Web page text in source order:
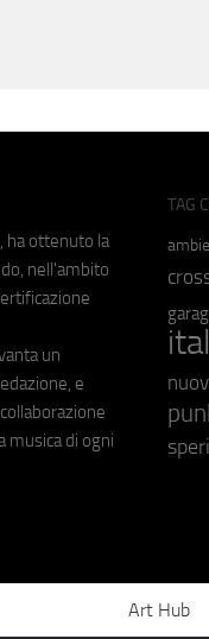
ha ottenuto la
nell'ambito
un
e
musica di ogni
TAG
Art Hub